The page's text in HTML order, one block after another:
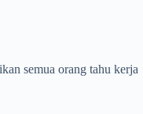
semua orang tahu kerja